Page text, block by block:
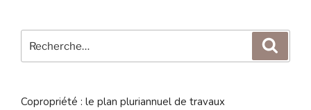
pour
Copropriété : le plan pluriannuel de travaux